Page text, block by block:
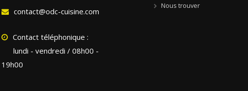
contact@odc-cuisine.com
Contact téléphonique :
lundi - vendredi / 08h00 -
19h00
Nous trouver